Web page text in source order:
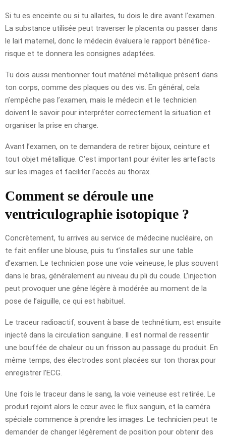
Si tu es enceinte ou si tu allaites, tu dois le dire avant l’examen.
La substance utilisée peut traverser le placenta ou passer dans
le lait maternel, donc le médecin évaluera le rapport bénéfice-
risque et te donnera les consignes adaptées.
Tu dois aussi mentionner tout matériel métallique présent dans
ton corps, comme des plaques ou des vis. En général, cela
n’empêche pas l’examen, mais le médecin et le technicien
doivent le savoir pour interpréter correctement la situation et
organiser la prise en charge.
Avant l’examen, on te demandera de retirer bijoux, ceinture et
tout objet métallique. C’est important pour éviter les artefacts
sur les images et faciliter l’accès au thorax.
Comment se déroule une
ventriculographie isotopique ?
Concrètement, tu arrives au service de médecine nucléaire, on
te fait enfiler une blouse, puis tu t’installes sur une table
d’examen. Le technicien pose une voie veineuse, le plus souvent
dans le bras, généralement au niveau du pli du coude. L’injection
peut provoquer une gêne légère à modérée au moment de la
pose de l’aiguille, ce qui est habituel.
Le traceur radioactif, souvent à base de technétium, est ensuite
injecté dans la circulation sanguine. Il est normal de ressentir
une bouffée de chaleur ou un frisson au passage du produit. En
même temps, des électrodes sont placées sur ton thorax pour
enregistrer l’ECG.
Une fois le traceur dans le sang, la voie veineuse est retirée. Le
produit rejoint alors le cœur avec le flux sanguin, et la caméra
spéciale commence à prendre les images. Le technicien peut te
demander de changer légèrement de position pour obtenir des